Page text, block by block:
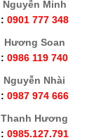
Nguyễn Minh
: 0901 777 348
Hương Soan
: 0986 119 740
Nguyễn Nhài
: 0987 974 666
Thanh Hương
: 0985.127.791